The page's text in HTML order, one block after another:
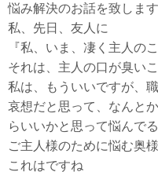
悩み解決のお話を致します
私、先日、友人に
『私、いま、凄く主人の
それは、主人の口が臭い
私は、もういいですが、
哀想だと思って、なんと
らいいかと思って悩んでる
ご主人様のために悩む奥
これはですね